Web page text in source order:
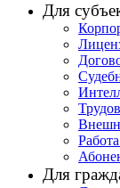
Для
Для